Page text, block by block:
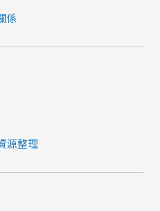
係
源整理